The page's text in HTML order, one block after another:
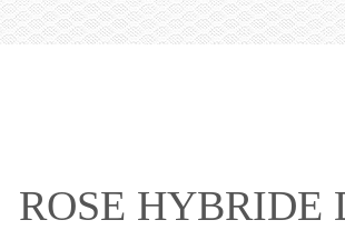
ROSE HYBRIDE